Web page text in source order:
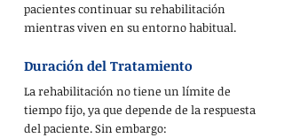
pacientes continuar su rehabilitación
mientras viven en su entorno habitual.
Duración del Tratamiento
La rehabilitación no tiene un límite de
tiempo fijo, ya que depende de la respuesta
del paciente. Sin embargo: